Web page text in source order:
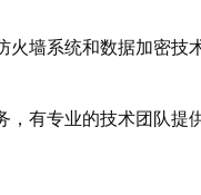
墙系统和数据加密技
有专业的技术团队提